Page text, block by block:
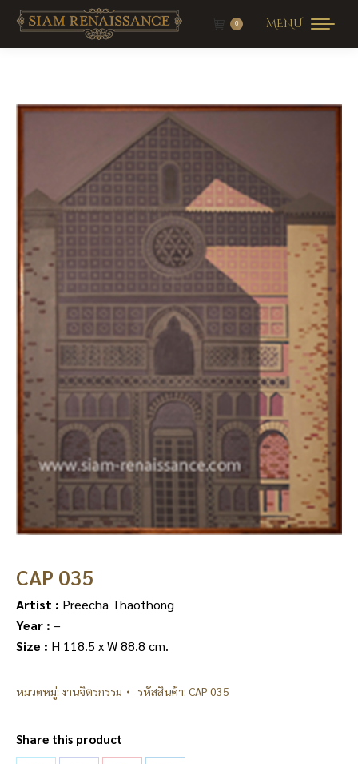
MENU
0
CAP 035
Artist : Preecha Thaothong
Year : –
Size : H 118.5 x W 88.8 cm.
หมวดหมู่: งานจิตรกรรม รหัสสินค้า: CAP 035
Share this product